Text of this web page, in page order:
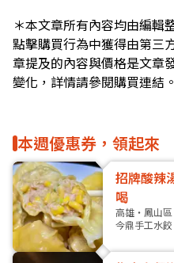
＊本文章所有內容均由編輯
點擊購買行為中獲得由第三
章提及的內容與價格是文章
變化，詳情請參閱購買連結。
本週優惠券，領起來
招牌酸辣
喝
高雄・鳳山區
今鼎手工水餃